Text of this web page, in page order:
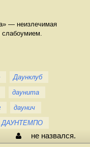
— неизлечимая
Даунклуб
даунита
даунич
ДАУНТЕМПО
не назвался.